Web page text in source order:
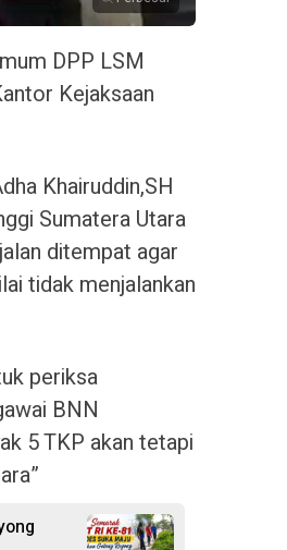
DPP LSM
Kejaksaan
Khairuddin,SH
Sumatera Utara
ditempat agar
tidak menjalankan
periksa
BNN
5 TKP akan tetapi